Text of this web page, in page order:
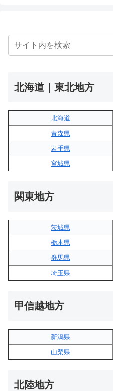
北海道｜東北地方
北海道
青森県
岩手県
宮城県
関東地方
茨城県
栃木県
群馬県
埼玉県
甲信越地方
新潟県
山梨県
北陸地方